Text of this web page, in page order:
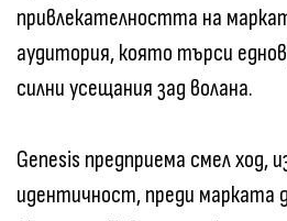
привлекателността на
аудитория, която търси
силни усещания зад волана.
Genesis предприема смел ход,
идентичност, преди марката